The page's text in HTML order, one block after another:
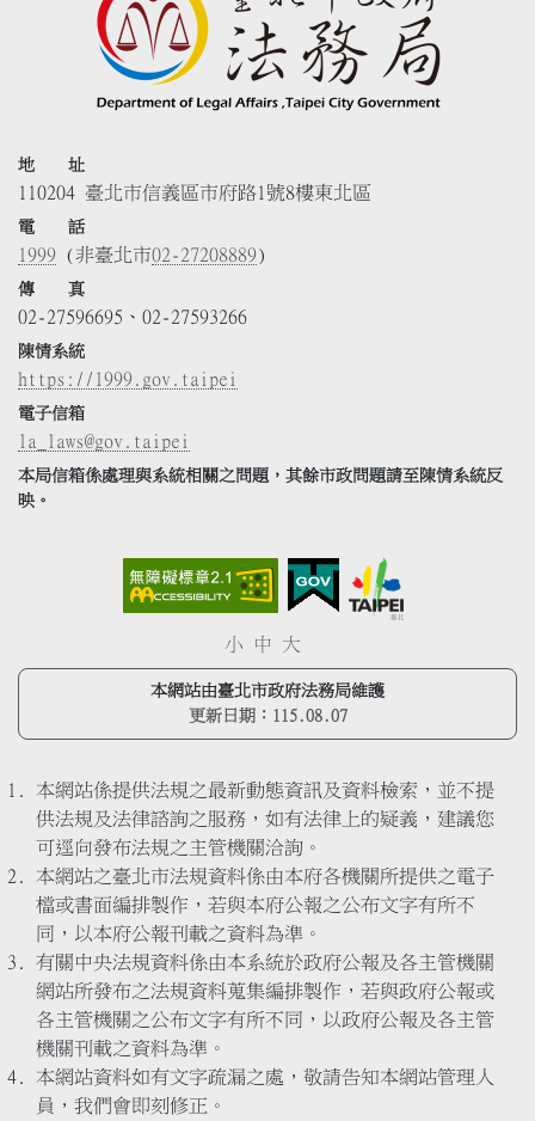
地 址
110204 臺北市信義區市府路1號8樓東北區
電 話
1999 (非臺北市02-27208889)
傳 真
02-27596695、02-27593266
陳情系統
https://1999.gov.taipei
電子信箱
la_laws@gov.taipei
本局信箱係處理與系統相關之問題，其餘市政問題請至陳情系統反
映。
小 中 大
本網站由臺北市政府法務局維護
更新日期： 115.08.07
本網站係提供法規之最新動態資訊及資料檢索，並不提
供法規及法律諮詢之服務，如有法律上的疑義，建議您
可逕向發布法規之主管機關洽詢。
本網站之臺北市法規資料係由本府各機關所提供之電子
檔或書面編排製作，若與本府公報之公布文字有所不
同，以本府公報刊載之資料為準。
有關中央法規資料係由本系統於政府公報及各主管機關
網站所發布之法規資料蒐集編排製作，若與政府公報或
各主管機關之公布文字有所不同，以政府公報及各主管
機關刊載之資料為準。
本網站資料如有文字疏漏之處，敬請告知本網站管理人
員，我們會即刻修正。